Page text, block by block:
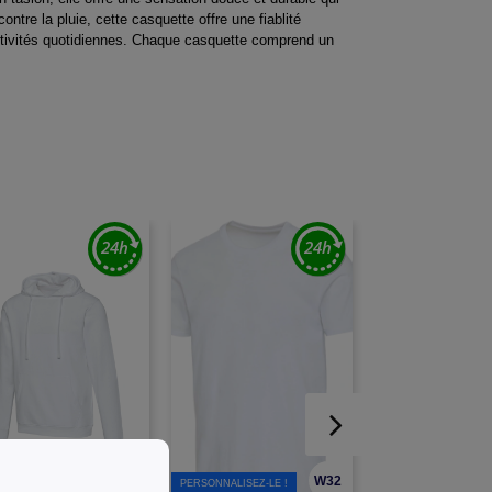
la pluie, cette casquette offre une fiablité
quotidiennes. Chaque casquette comprend un
W32
PERSONNALISEZ-LE !